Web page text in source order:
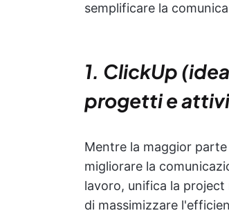
semplificare la
1. ClickUp
progetti e
Mentre la maggior
migliorare la
lavoro, unifica la
di massimizzare